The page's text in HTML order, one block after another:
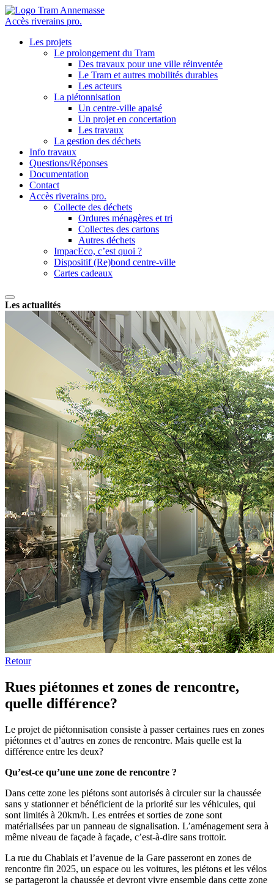
Accès riverains pro.
Les projets
Le prolongement du Tram
Des travaux pour une ville réinventée
Le Tram et autres mobilités durables
Les acteurs
La piétonnisation
Un centre-ville apaisé
Un projet en concertation
Les travaux
La gestion des déchets
Info travaux
Questions/Réponses
Documentation
Contact
Accès riverains pro.
Collecte des déchets
Ordures ménagères et tri
Collectes des cartons
Autres déchets
ImpacEco, c’est quoi ?
Dispositif (Re)bond centre-ville
Cartes cadeaux
Les actualités
Retour
Rues piétonnes et zones de rencontre,
quelle différence?
Le projet de piétonnisation consiste à passer certaines rues en zones
piétonnes et d’autres en zones de rencontre. Mais quelle est la
différence entre les deux?
Qu’est-ce qu’une une zone de rencontre ?
Dans cette zone les piétons sont autorisés à circuler sur la chaussée
sans y stationner et bénéficient de la priorité sur les véhicules, qui
sont limités à 20km/h. Les entrées et sorties de zone sont
matérialisées par un panneau de signalisation. L’aménagement sera à
même niveau de façade à façade, c’est-à-dire sans trottoir.
La rue du Chablais et l’avenue de la Gare passeront en zones de
rencontre fin 2025, un espace ou les voitures, les piétons et les vélos
se partageront la chaussée et devront vivre ensemble dans cette zone